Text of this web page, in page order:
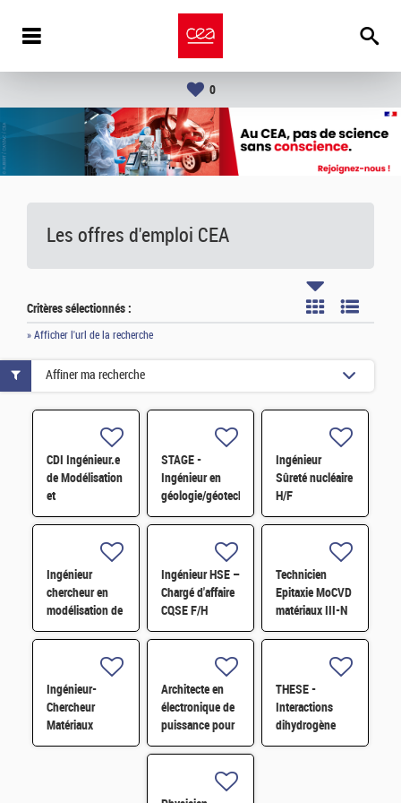
0
Les offres d'emploi CEA
Critères sélectionnés :
» Afficher l'url de la recherche
CDI Ingénieur.e
de Modélisation
et
Développement
Physique du
cycle/neutronique
H/F
STAGE -
Ingénieur en
géologie/géotechnique,
études et terrain
Ingénieur
Sûreté nucléaire
H/F
Ingénieur
chercheur en
modélisation de
l'altération des
Ingénieur HSE –
Chargé d'affaire
CQSE F/H
Technicien
Epitaxie MoCVD
matériaux III-N
H/F
Ingénieur-
Chercheur
Matériaux
Chalcogénures à
Architecte en
électronique de
puissance pour
application
THESE -
Interactions
dihydrogène
(H⁺···H⁻) entre
Affiner ma recherche